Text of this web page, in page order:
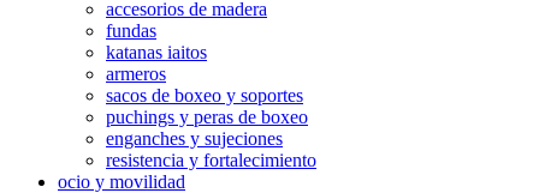
accesorios de madera
fundas
katanas iaitos
armeros
sacos de boxeo y soportes
puchings y peras de boxeo
enganches y sujeciones
resistencia y fortalecimiento
ocio y movilidad